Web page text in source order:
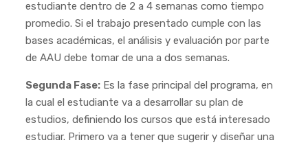
estudiante dentro de 2 a 4 semanas como tiempo
promedio. Si el trabajo presentado cumple con las
bases académicas, el análisis y evaluación por parte
de AAU debe tomar de una a dos semanas.
Segunda Fase:Es la fase principal del programa, en
la cual el estudiante va a desarrollar su plan de
estudios, definiendo los cursos que está interesado
estudiar. Primero va a tener que sugerir y diseñar una